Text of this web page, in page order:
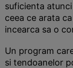
suficienta
ceea ce arata
incearca sa o
Un program
si tendoanelor